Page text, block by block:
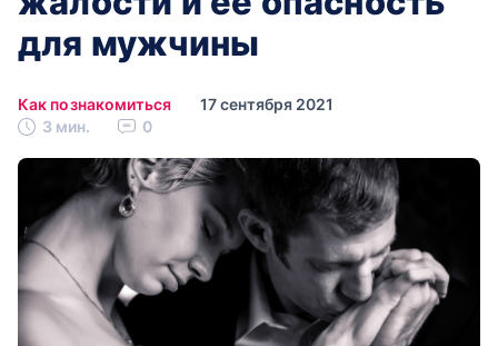
для мужчины
Как познакомиться
17 сентября 2021
3 мин.
0